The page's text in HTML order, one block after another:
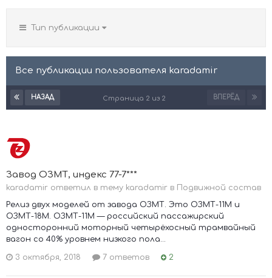
Тип публикации
Все публикации пользователя karadamir
НАЗАД ВПЕРЁД
Страница 2 из 2
Завод ОЗМТ, индекс 77-7***
karadamir ответил в тему karadamir в
Подвижной состав
Релиз двух моделей от завода ОЗМТ. Это ОЗМТ-11М и
ОЗМТ-18М. ОЗМТ-11М — российский пассажирский
односторонний моторный четырёхосный трамвайный
вагон со 40% уровнем низкого пола...
3 октября, 2018 7 ответов 2